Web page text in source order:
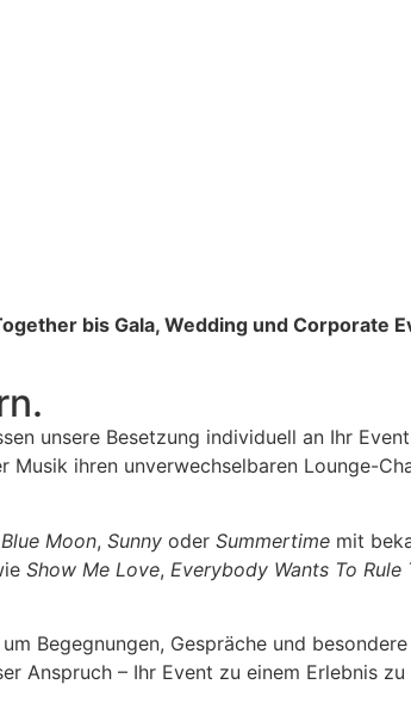
bis Gala, Wedding und Corporate
unsere Besetzung individuell an Ihr
ihren unverwechselbaren Lounge-
Blue Moon, Sunny oder Summertime mit
Show Me Love, Everybody Wants To Rule
Begegnungen, Gespräche und
Anspruch – Ihr Event zu einem Erlebnis